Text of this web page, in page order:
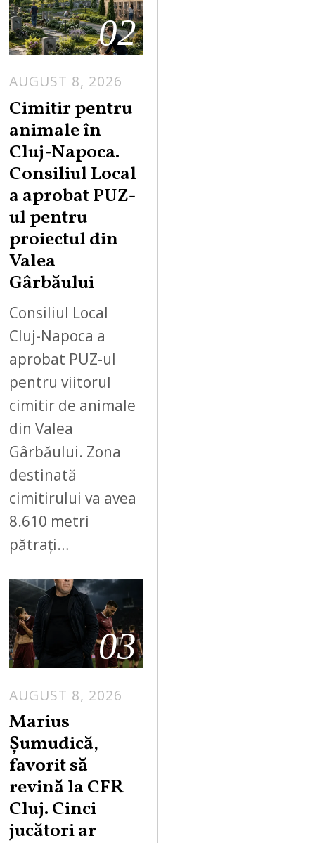
02
AUGUST 8, 2026
Cimitir pentru
animale în
Cluj-Napoca.
Consiliul Local
a aprobat PUZ-
ul pentru
proiectul din
Valea
Gârbăului
Consiliul Local
Cluj-Napoca a
aprobat PUZ-ul
pentru viitorul
cimitir de animale
din Valea
Gârbăului. Zona
destinată
cimitirului va avea
8.610 metri
pătrați…
03
AUGUST 8, 2026
Marius
Șumudică,
favorit să
revină la CFR
Cluj. Cinci
jucători ar